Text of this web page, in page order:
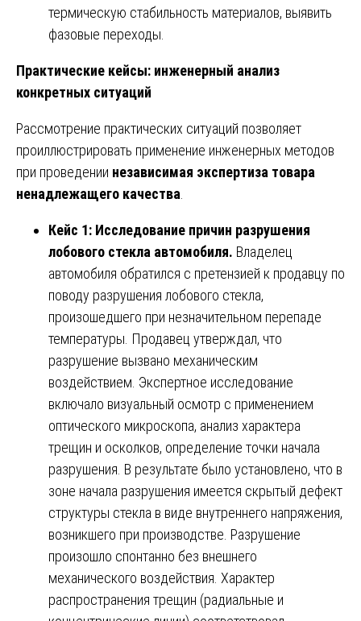
термическую стабильность материалов, выявить
фазовые переходы.
Практические кейсы: инженерный анализ
конкретных ситуаций
Рассмотрение практических ситуаций позволяет
проиллюстрировать применение инженерных методов
при проведении независимая экспертиза товара
ненадлежащего качества
Кейс 1: Исследование причин разрушения
лобового стекла автомобиля. Владелец
автомобиля обратился с претензией к продавцу по
поводу разрушения лобового стекла,
произошедшего при незначительном перепаде
температуры. Продавец утверждал, что
разрушение вызвано механическим
воздействием. Экспертное исследование
включало визуальный осмотр с применением
оптического микроскопа, анализ характера
трещин и осколков, определение точки начала
разрушения. В результате было установлено, что в
зоне начала разрушения имеется скрытый дефект
структуры стекла в виде внутреннего напряжения,
возникшего при производстве. Разрушение
произошло спонтанно без внешнего
механического воздействия. Характер
распространения трещин (радиальные и